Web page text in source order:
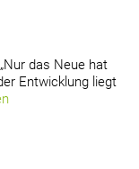
„Nur das Neue hat
Entwicklung liegt